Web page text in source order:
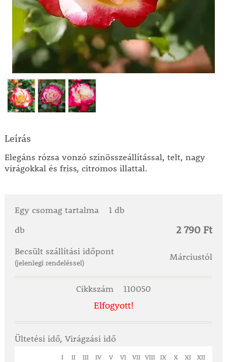
Leírás
Elegáns rózsa vonzó színösszeállítással, telt, nagy
virágokkal és friss, citromos illattal.
Egy csomag tartalma
1 db
db
2 790 Ft
Becsült szállítási időpont
(jelenlegi rendeléssel)
Márciustól
Cikkszám 110050
Elfogyott!
Ültetési idő, Virágzási idő
I II III IV V VI VII VIII IX X XI XII